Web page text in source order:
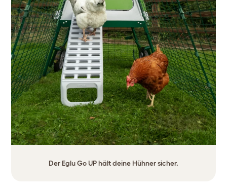
Der Eglu Go UP hält deine Hühner sicher.